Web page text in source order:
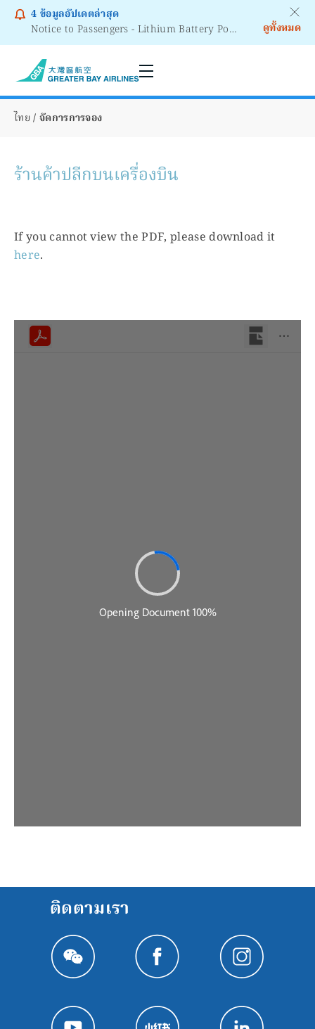
4 ข้อมูลอัปเดตล่าสุด
Notice to Passengers - Lithium Battery Power Bank
ดูทั้งหมด
ไทย จัดการการจอง
ร้านค้าปลีกบนเครื่องบิน
If you cannot view the PDF, please download it
here.
ติดตามเรา